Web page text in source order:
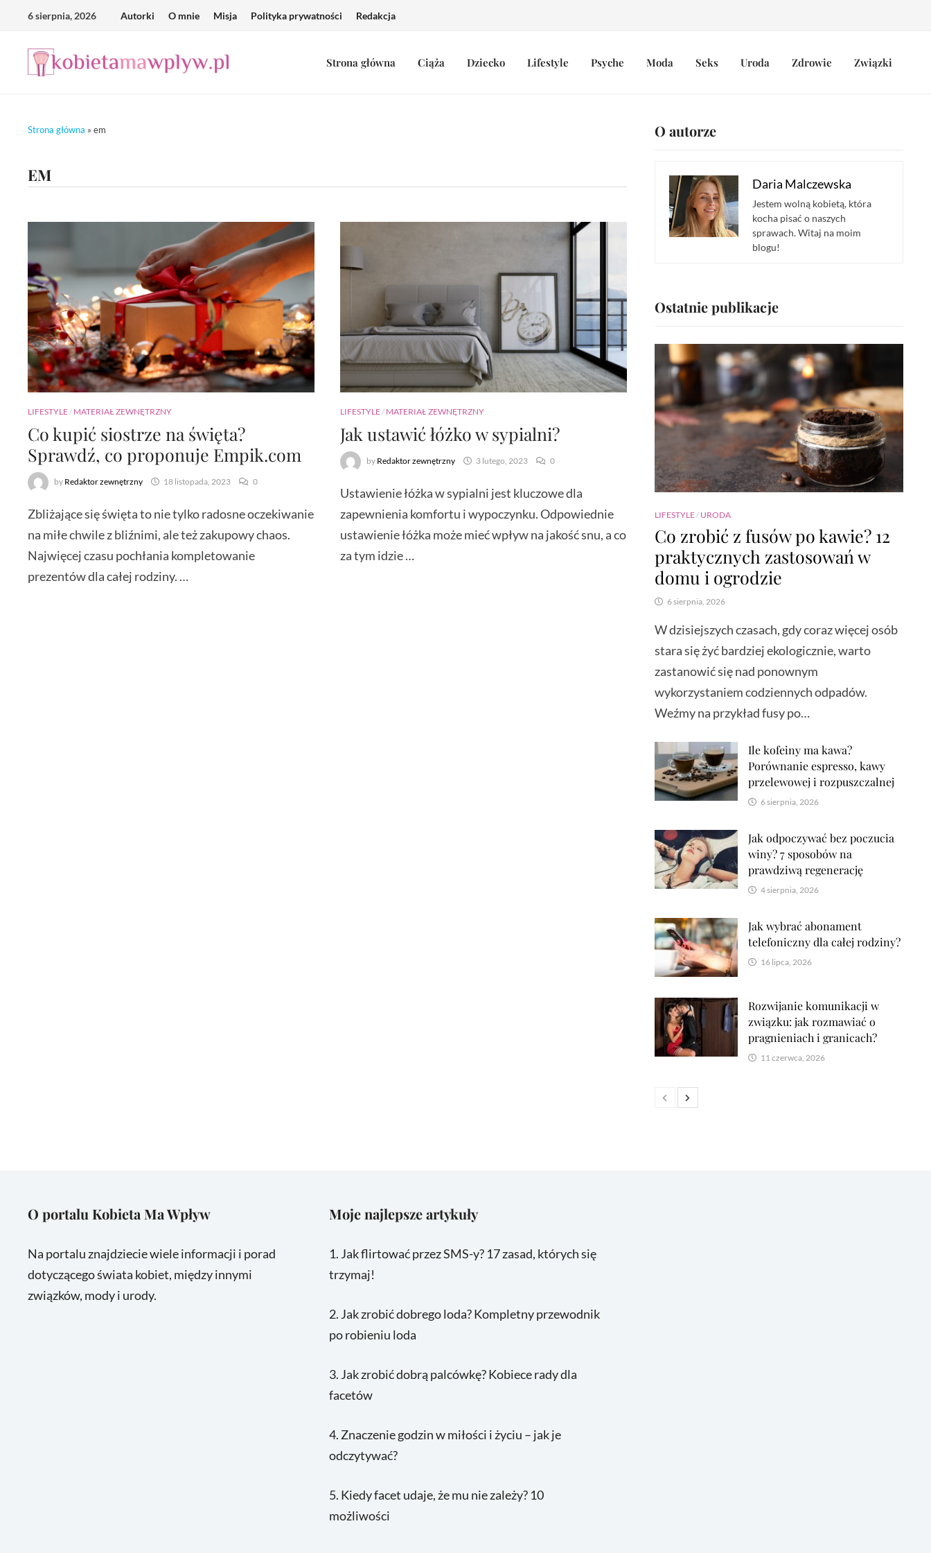
content
6 sierpnia, 2026 Autorki O mnie Misja Polityka prywatności Redakcja
Strona główna Ciąża Dziecko Lifestyle Psyche Moda Seks Uroda Zdrowie Związki
Strona główna »em
EM
LIFESTYLE/ MATERIAŁ ZEWNĘTRZNY
Co kupić siostrze na święta?
Sprawdź, co proponuje Empik.com
by Redaktor zewnętrzny 18 listopada, 2023 0
Zbliżające się święta to nie tylko radosne oczekiwanie
na miłe chwile z bliźnimi, ale też zakupowy chaos.
Najwięcej czasu pochłania kompletowanie
prezentów dla całej rodziny. …
LIFESTYLE/ MATERIAŁ ZEWNĘTRZNY
Jak ustawić łóżko w sypialni?
by Redaktor zewnętrzny 3 lutego, 2023 0
Ustawienie łóżka w sypialni jest kluczowe dla
zapewnienia komfortu i wypoczynku. Odpowiednie
ustawienie łóżka może mieć wpływ na jakość snu, a co
za tym idzie …
O autorze
Daria Malczewska
Jestem wolną kobietą, która
kocha pisać o naszych
sprawach. Witaj na moim
blogu!
Ostatnie publikacje
LIFESTYLE/ URODA
Co zrobić z fusów po kawie? 12
praktycznych zastosowań w
domu i ogrodzie
6 sierpnia, 2026
W dzisiejszych czasach, gdy coraz więcej osób
stara się żyć bardziej ekologicznie, warto
zastanowić się nad ponownym
wykorzystaniem codziennych odpadów.
Weźmy na przykład fusy po…
Ile kofeiny ma kawa?
Porównanie espresso, kawy
przelewowej i rozpuszczalnej
6 sierpnia, 2026
Jak odpoczywać bez poczucia
winy? 7 sposobów na
prawdziwą regenerację
4 sierpnia, 2026
Jak wybrać abonament
telefoniczny dla całej rodziny?
16 lipca, 2026
Rozwijanie komunikacji w
związku: jak rozmawiać o
pragnieniach i granicach?
11 czerwca, 2026
O portalu Kobieta Ma Wpływ
Na portalu znajdziecie wiele informacji i porad
dotyczącego świata kobiet, między innymi
związków, mody i urody.
Moje najlepsze artykuły
1. Jak flirtować przez SMS-y? 17 zasad, których się
trzymaj!
2. Jak zrobić dobrego loda? Kompletny przewodnik
po robieniu loda
3. Jak zrobić dobrą palcówkę? Kobiece rady dla
facetów
4. Znaczenie godzin w miłości i życiu – jak je
odczytywać?
5. Kiedy facet udaje, że mu nie zależy? 10
możliwości